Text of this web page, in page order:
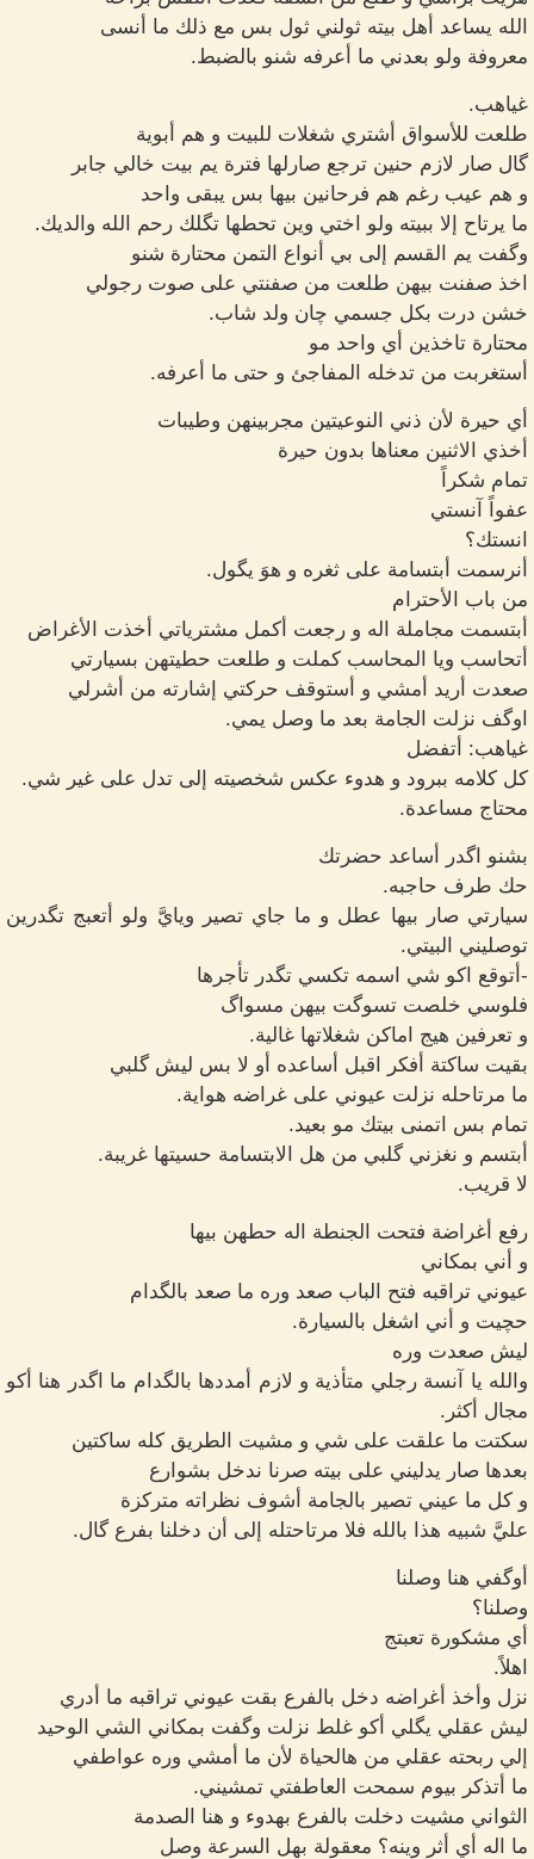
الله يساعد أهل بيته ثولني ثول بس مع ذلك ما أنسى
معروفة ولو بعدني ما أعرفه شنو بالضبط.
غياهب.
طلعت للأسواق أشتري شغلات للبيت و هم أبوية
گال صار لازم حنين ترجع صارلها فترة يم بيت خالي جابر
و هم عيب رغم هم فرحانين بيها بس يبقى واحد
ما يرتاح إلا ببيته ولو اختي وين تحطها تگلك رحم الله والديك.
وگفت يم القسم إلى بي أنواع التمن محتارة شنو
اخذ صفنت بيهن طلعت من صفنتي على صوت رجولي
خشن درت بكل جسمي چان ولد شاب.
محتارة تاخذين أي واحد مو
أستغربت من تدخله المفاجئ و حتى ما أعرفه.
أي حيرة لأن ذني النوعيتين مجربينهن وطيبات
أخذي الاثنين معناها بدون حيرة
تمام شكراً
عفواً آنستي
انستك؟
أنرسمت أبتسامة على ثغره و هوَ يگول.
من باب الأحترام
أبتسمت مجاملة اله و رجعت أكمل مشترياتي أخذت الأغراض
أتحاسب ويا المحاسب كملت و طلعت حطيتهن بسيارتي
صعدت أريد أمشي و أستوقف حركتي إشارته من أشرلي
اوگف نزلت الجامة بعد ما وصل يمي.
غياهب: أتفضل
كل كلامه ببرود و هدوء عكس شخصيته إلى تدل على غير شي.
محتاج مساعدة.
بشنو اگدر أساعد حضرتك
حك طرف حاجبه.
سيارتي صار بيها عطل و ما جاي تصير ويايَّ ولو أتعبج تگدرين
توصليني البيتي.
-أتوقع اكو شي اسمه تكسي تگدر تأجرها
فلوسي خلصت تسوگت بيهن مسواگ
و تعرفين هيج اماكن شغلاتها غالية.
بقيت ساكتة أفكر اقبل أساعده أو لا بس ليش گلبي
ما مرتاحله نزلت عيوني على غراضه هواية.
تمام بس اتمنى بيتك مو بعيد.
أبتسم و نغزني گلبي من هل الابتسامة حسيتها غريبة.
لا قريب.
رفع أغراضة فتحت الجنطة اله حطهن بيها
و أني بمكاني
عيوني تراقبه فتح الباب صعد وره ما صعد بالگدام
حچيت و أني اشغل بالسيارة.
ليش صعدت وره
والله يا آنسة رجلي متأذية و لازم أمددها بالگدام ما اگدر هنا أكو
مجال أكثر.
سكتت ما علقت على شي و مشيت الطريق كله ساكتين
بعدها صار يدليني على بيته صرنا ندخل بشوارع
و كل ما عيني تصير بالجامة أشوف نظراته متركزة
عليَّ شبيه هذا بالله فلا مرتاحتله إلى أن دخلنا بفرع گال.
أوگفي هنا وصلنا
وصلنا؟
أي مشكورة تعبتج
اهلاً.
نزل وأخذ أغراضه دخل بالفرع بقت عيوني تراقبه ما أدري
ليش عقلي يگلي أكو غلط نزلت وگفت بمكاني الشي الوحيد
إلي ربحته عقلي من هالحياة لأن ما أمشي وره عواطفي
ما أتذكر بيوم سمحت العاطفتي تمشيني.
الثواني مشيت دخلت بالفرع بهدوء و هنا الصدمة
ما اله أي أثر وينه؟ معقولة بهل السرعة وصل